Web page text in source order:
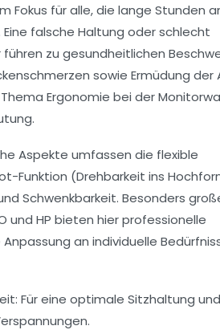
Fokus für alle, die lange Stunden
Eine falsche Haltung oder schlecht
zu gesundheitlichen
sowie Ermüdung der
Ergonomie bei der
Aspekte umfassen die flexible
Funktion (Drehbarkeit ins
Schwenkbarkeit. Besonders
und HP bieten hier professionelle
an individuelle
: Für eine optimale Sitzhaltung